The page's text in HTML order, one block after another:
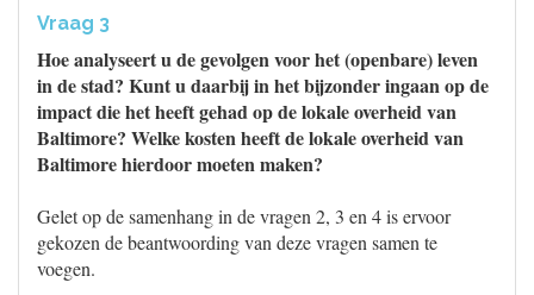
Vraag 3
Hoe analyseert u de gevolgen voor het (openbare) leven
in de stad? Kunt u daarbij in het bijzonder ingaan op de
impact die het heeft gehad op de lokale overheid van
Baltimore? Welke kosten heeft de lokale overheid van
Baltimore hierdoor moeten maken?
Gelet op de samenhang in de vragen 2, 3 en 4 is ervoor
gekozen de beantwoording van deze vragen samen te
voegen.